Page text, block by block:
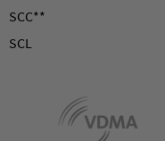
SCC**
SCL